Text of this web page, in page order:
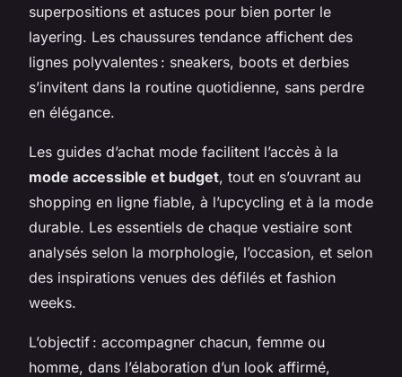
superpositions et astuces pour bien porter le
layering. Les chaussures tendance affichent des
lignes polyvalentes : sneakers, boots et derbies
s’invitent dans la routine quotidienne, sans perdre
en élégance.
Les guides d’achat mode facilitent l’accès à la
mode accessible et budget, tout en s’ouvrant au
shopping en ligne fiable, à l’upcycling et à la mode
durable. Les essentiels de chaque vestiaire sont
analysés selon la morphologie, l’occasion, et selon
des inspirations venues des défilés et fashion
weeks.
L’objectif : accompagner chacun, femme ou
homme, dans l’élaboration d’un look affirmé,